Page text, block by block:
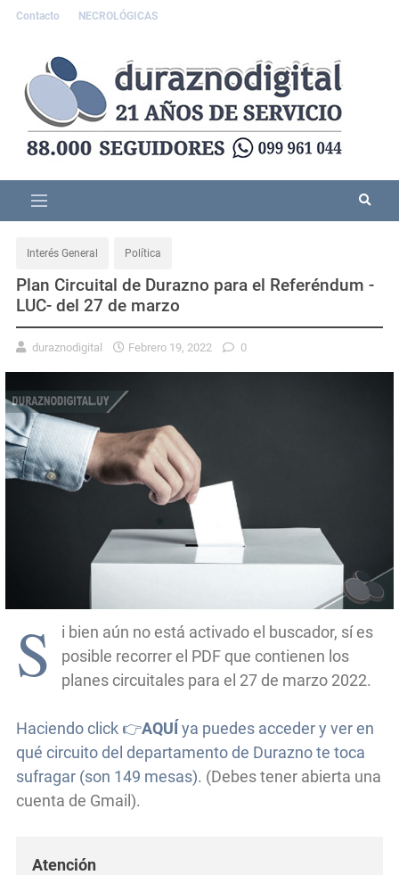
Contacto NECROLÓGICAS
Interés General Política
Plan Circuital de Durazno para el Referéndum -
LUC- del 27 de marzo
duraznodigital Febrero 19, 2022 0
S
i bien aún no está activado el buscador, sí es
posible recorrer el PDF que contienen los
planes circuitales para el 27 de marzo 2022.
Haciendo click 👉AQUÍ ya puedes acceder y ver en
qué circuito del departamento de Durazno te toca
sufragar (son 149 mesas). (Debes tener abierta una
cuenta de Gmail).
Atención